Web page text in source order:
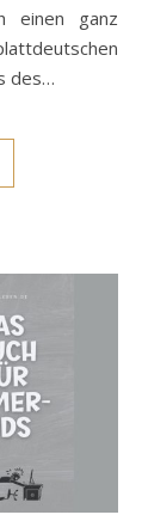
einen ganz
des…